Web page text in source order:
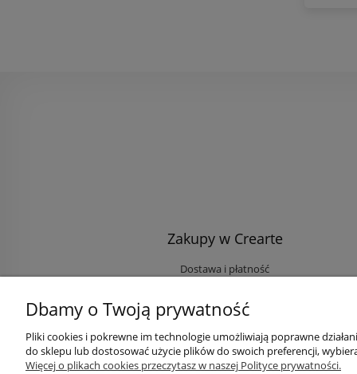
Zakupy w Crearte
Dostawa i płatność
Rabaty i Zniżki
Opinie klientów
Zaloguj się na Twoje konto
Dbamy o Twoją prywatność
Pliki cookies i pokrewne im technologie umożliwiają poprawne
do sklepu lub dostosować użycie plików do swoich preferencji,
Więcej o plikach cookies przeczytasz w naszej Polityce prywatności.